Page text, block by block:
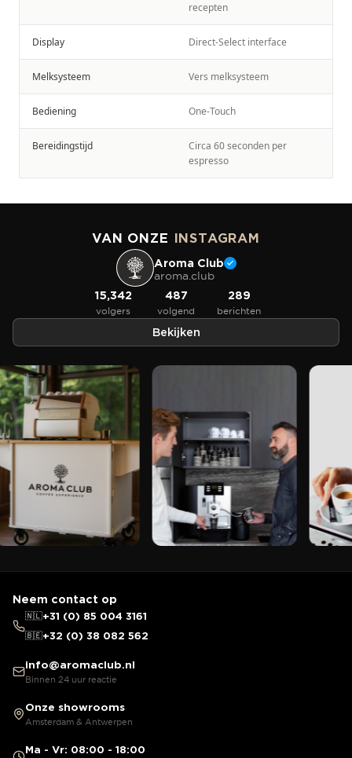
recepten
Display Direct-Select interface
Melksysteem Vers melksysteem
Bediening One-Touch
Bereidingstijd
Circa 60 seconden per
espresso
VAN ONZE INSTAGRAM
Aroma Club
aroma.club
15,342
volgers
487
volgend
289
berichten
Bekijken
Neem contact op
🇳🇱+31 (0) 85 004 3161
🇧🇪+32 (0) 38 082 562
info@aromaclub.nl
Binnen 24 uur reactie
Onze showrooms
Amsterdam & Antwerpen
Ma - Vr: 08:00 - 18:00